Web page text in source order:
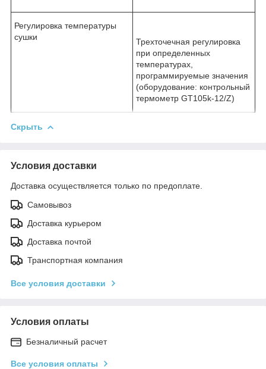
Регулировка температуры
сушки
Трехточечная регулировка
при определенных
температурах,
программируемые значения
(оборудование: контрольный
термометр GT105k-12/Z)
Скрыть
Условия доставки
Доставка осуществляется только по предоплате.
Самовывоз
Доставка курьером
Доставка почтой
Транспортная компания
Все условия доставки
Условия оплаты
Безналичный расчет
Все условия оплаты